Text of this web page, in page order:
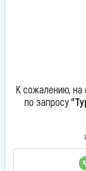
К сожалению, на
по запросу